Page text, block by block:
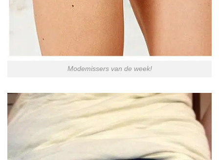
Modemissers van de week!